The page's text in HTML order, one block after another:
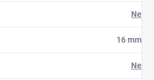
Ne
16 mm
Ne